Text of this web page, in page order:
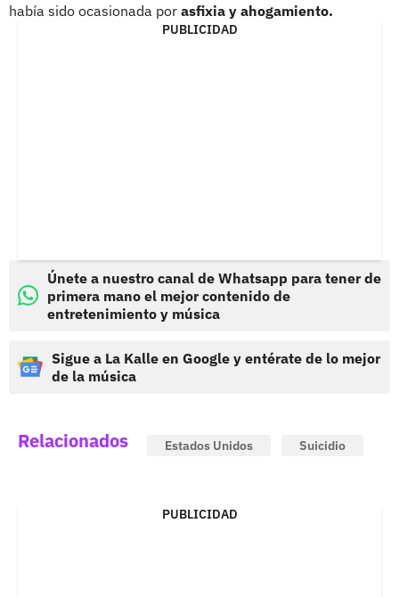
había sido ocasionada por asfixia y ahogamiento.
PUBLICIDAD
Únete a nuestro canal de Whatsapp para tener de
primera mano el mejor contenido de
entretenimiento y música
Sigue a La Kalle en Google y entérate de lo mejor
de la música
Relacionados Estados Unidos Suicidio
PUBLICIDAD